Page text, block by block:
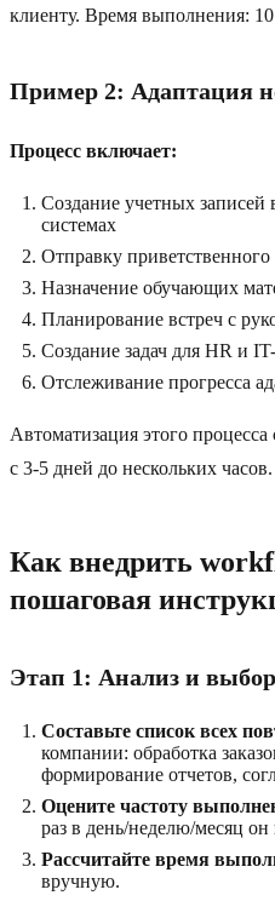
клиенту. Время выполнения: 10
Пример 2: Адаптация
Процесс включает:
Создание учетных записей
системах
Отправку
Назначение обучающих
Планирование встреч с
Создание задач для HR и
Отслеживание прогресса
Автоматизация этого
с 3-5 дней до нескольких часов.
Как внедрить
пошаговая
Этап 1: Анализ и
Составьте список всех
компании: обработка
формирование отчетов,
Оцените частоту
раз в день/неделю/месяц он
Рассчитайте время
вручную.